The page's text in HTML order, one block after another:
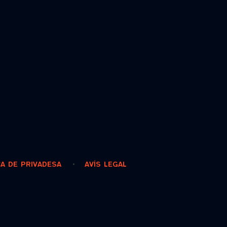
DE PRIVADESA AVÍS LEGAL